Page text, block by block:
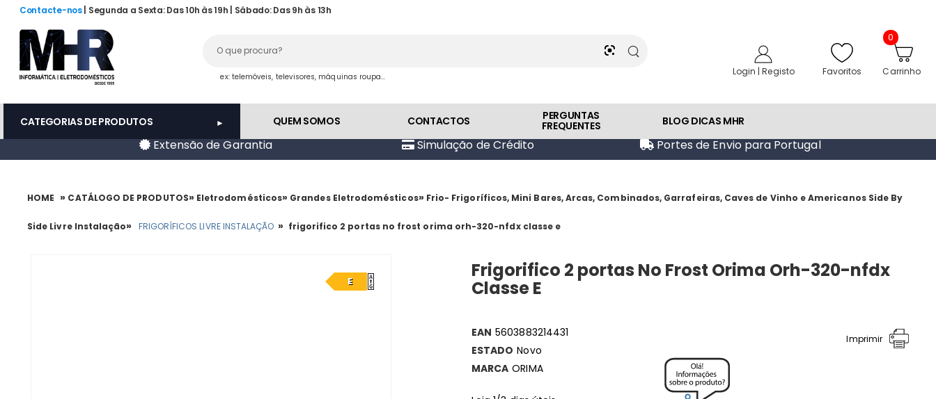
Contacte-nos | Segunda a Sexta: Das 10h às 19h | Sábado: Das 9h às 13h
ex: telemóveis, televisores, máquinas roupa... Login | Registo Favoritos
0
Carrinho
CATEGORIAS DE PRODUTOS QUEM SOMOS CONTACTOS PERGUNTAS
FREQUENTES BLOG DICAS MHR
Extensão de Garantia Simulação de Crédito Portes de Envio para Portugal
HOME » CATÁLOGO DE PRODUTOS»Eletrodomésticos» Grandes Eletrodomésticos»Frio- Frigoríficos, Mini Bares, Arcas, Combinados, Garrafeiras, Caves de Vinho e Americanos Side By
Side Livre Instalação» FRIGORÍFICOS LIVRE INSTALAÇÃO » frigorifico 2 portas no frost orima orh-320-nfdx classe e
E Frigorifico 2 portas No Frost Orima Orh-320-nfdx
Classe E
EAN 5603883214431
ESTADO Novo
MARCA ORIMA
Imprimir